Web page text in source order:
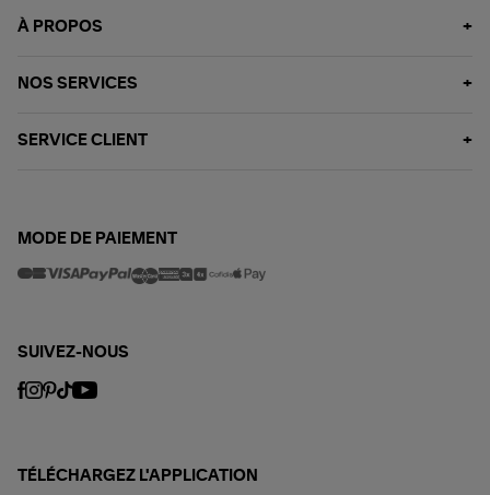
À PROPOS
NOS SERVICES
SERVICE CLIENT
MODE DE PAIEMENT
SUIVEZ-NOUS
TÉLÉCHARGEZ L'APPLICATION